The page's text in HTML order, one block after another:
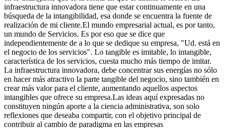
infraestructura innovadora tiene que estar continuamente en una
búsqueda de la intangibilidad, esa donde se encuentra la fuente de
realización de mi cliente.El mundo empresarial actual, es por tanto,
un mundo de Servicios. Es por eso que se dice que
independientemente de a lo que se dedique su empresa, "Ud. está en
el negocio de los servicios". Lo tangible es imitable, lo intangible,
característica de los servicios, cuesta mucho más tiempo de imitar.
La infraestructura innovadora, debe concentrar sus energías no sólo
en hacer más atractivo la parte tangible del negocio, sino también en
crear más valor para el cliente, aumentando aquellos aspectos
intangibles que ofrece su empresa.Las ideas aquí expresadas no
constituyen ningún aporte a la ciencia administrativa, son solo
reflexiones que deseaba compartir, con el objetivo principal de
contribuir al cambio de paradigma en las empresas